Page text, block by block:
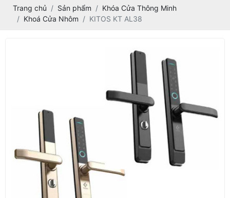
Trang chủ Sản phẩm
Khóa Cửa Thông Minh
Khoá Cửa Nhôm
KITOS KT AL38